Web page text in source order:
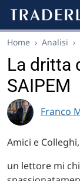
Home › Analisi ›
La dritta
SAIPEM
Franco
Amici e Colleghi,
un lettore mi